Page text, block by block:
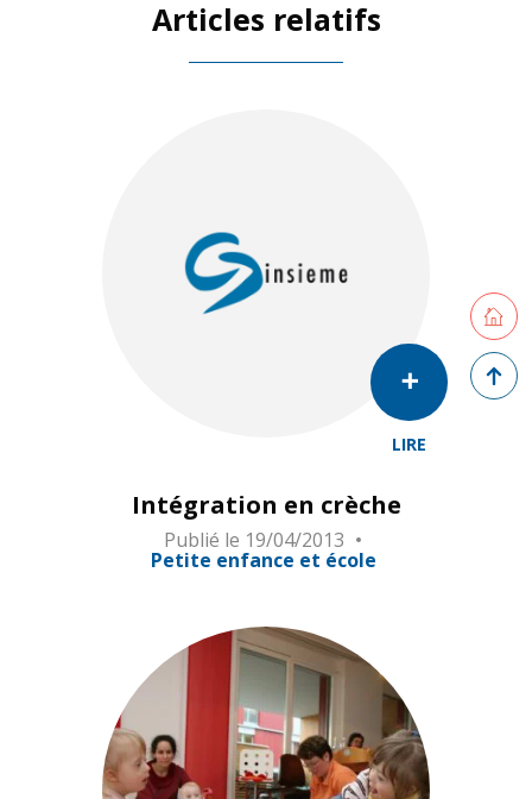
Articles relatifs
LIRE
Intégration en crèche
Publié le 19/04/2013
Petite enfance et école
Retour